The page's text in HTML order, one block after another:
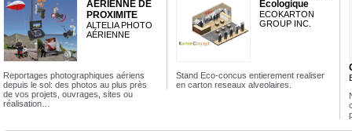
AERIENNE DE
PROXIMITE
ALTELIA PHOTO
AÉRIENNE
Reportages photographiques aériens
depuis le sol: des photos au plus près
de vos projets, ouvrages, sites ou
réalisation…
Ecologique
ECOKARTON
GROUP INC.
Stand Eco-concus entierement realiser
en carton reseaux alveolaires.